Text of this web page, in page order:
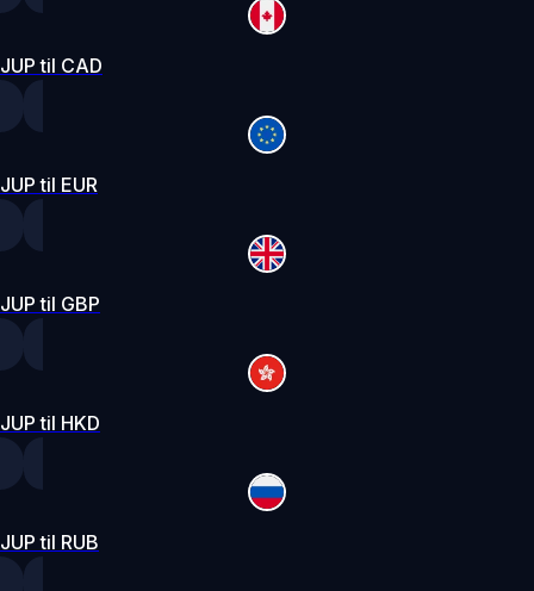
JUP til CAD
JUP til EUR
JUP til GBP
JUP til HKD
JUP til RUB